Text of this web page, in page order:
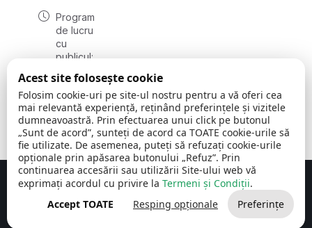
Program
de lucru
cu
publicul:
08:00 -
16:30
, vineri:
08:00 -
14:00
Comuna Cerchezu © 2026Toate drepturile rezervate
Concept realizat de Big Media Relații Publice SRL
Acest site folosește cookie
Folosim cookie-uri pe site-ul nostru pentru a vă oferi cea
mai relevantă experiență, reținând preferințele și vizitele
dumneavoastră. Prin efectuarea unui click pe butonul
„Sunt de acord”, sunteți de acord ca TOATE cookie-urile să
fie utilizate. De asemenea, puteți să refuzați cookie-urile
opționale prin apăsarea butonului „Refuz”. Prin
continuarea accesării sau utilizării Site-ului web vă
exprimați acordul cu privire la Termeni și Condiții.
Accept TOATE
Resping opționale Preferințe